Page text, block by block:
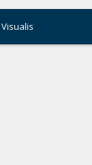
Visualis